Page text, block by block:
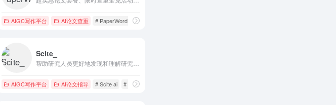
AIGC写作平台 AI论文查重 # PaperWord # 免费查重公众号
Scite_
帮助研究人员更好地发现和理解研究文章
AIGC写作平台 AI论文指导 # Scite ai # Scite_